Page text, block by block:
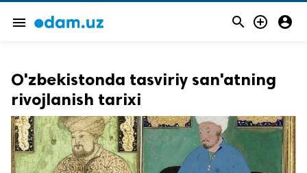
menu   
O'zbekistonda tasviriy san'atning
rivojlanish tarixi